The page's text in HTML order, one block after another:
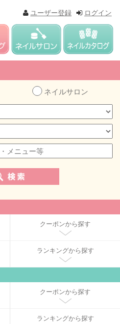
ログイン
ユーザー登録
ネイルサロン
クーポンから探す
ランキングから探す
クーポンから探す
ランキングから探す